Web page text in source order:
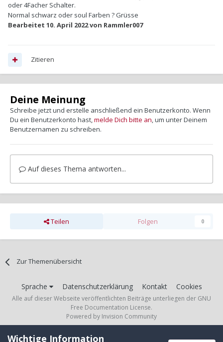
oder 4Facher Schalter.
Normal schwarz oder soul Farben ? Grüsse
Bearbeitet 10. April 2022von Rammler007
Zitieren
Deine Meinung
Schreibe jetzt und erstelle anschließend ein Benutzerkonto. Wenn
Du ein Benutzerkonto hast,melde Dich bitte an, um unter Deinem
Benutzernamen zu schreiben.
Auf dieses Thema antworten...
Teilen Folgen 0
Zur Themenübersicht
Sprache Datenschutzerklärung Kontakt Cookies
Alle auf dieser Webseite veröffentlichten Beiträge unterliegen der GNU
Free Documentation License.
Powered by Invision Community
Wichtige Information